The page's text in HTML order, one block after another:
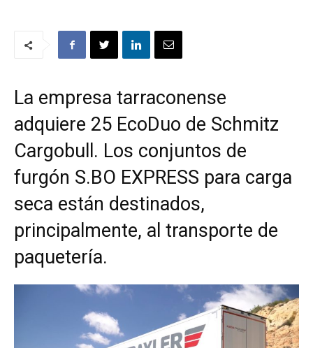
La empresa tarraconense
adquiere 25 EcoDuo de Schmitz
Cargobull. Los conjuntos de
furgón S.BO EXPRESS para carga
seca están destinados,
principalmente, al transporte de
paquetería.